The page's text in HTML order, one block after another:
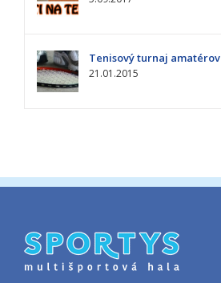
Tenisový turnaj amatérov
21.01.2015